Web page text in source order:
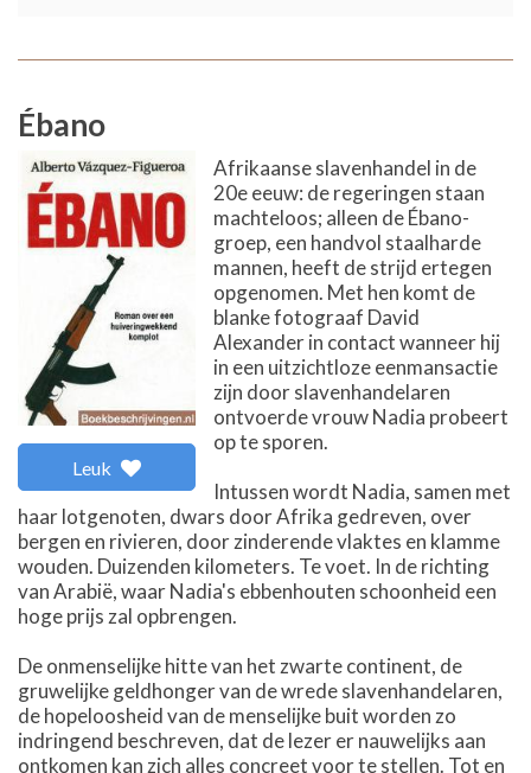
Ébano
Leuk
Afrikaanse slavenhandel in de
20e eeuw: de regeringen staan
machteloos; alleen de Ébano-
groep, een handvol staalharde
mannen, heeft de strijd ertegen
opgenomen. Met hen komt de
blanke fotograaf David
Alexander in contact wanneer hij
in een uitzichtloze eenmansactie
zijn door slavenhandelaren
ontvoerde vrouw Nadia probeert
op te sporen.
Intussen wordt Nadia, samen met
haar lotgenoten, dwars door Afrika gedreven, over
bergen en rivieren, door zinderende vlaktes en klamme
wouden. Duizenden kilometers. Te voet. In de richting
van Arabië, waar Nadia's ebbenhouten schoonheid een
hoge prijs zal opbrengen.
De onmenselijke hitte van het zwarte continent, de
gruwelijke geldhonger van de wrede slavenhandelaren,
de hopeloosheid van de menselijke buit worden zo
indringend beschreven, dat de lezer er nauwelijks aan
ontkomen kan zich alles concreet voor te stellen. Tot en